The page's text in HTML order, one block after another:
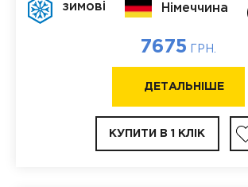
зимові Німеччина
7675 ГРН.
ДЕТАЛЬНІШЕ
КУПИТИ В 1 КЛІК